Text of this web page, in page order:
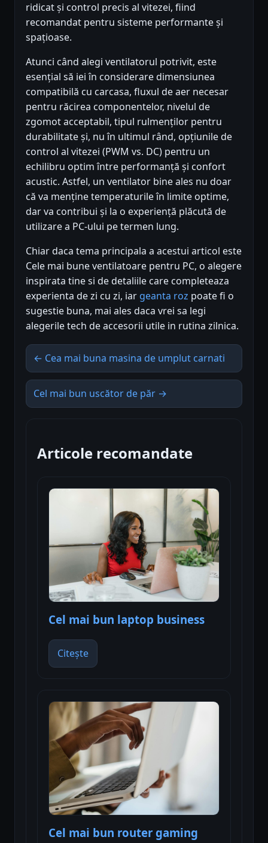
ridicat și control precis al vitezei, fiind
recomandat pentru sisteme performante și
spațioase.
Atunci când alegi ventilatorul potrivit, este
esențial să iei în considerare dimensiunea
compatibilă cu carcasa, fluxul de aer necesar
pentru răcirea componentelor, nivelul de
zgomot acceptabil, tipul rulmenților pentru
durabilitate și, nu în ultimul rând, opțiunile de
control al vitezei (PWM vs. DC) pentru un
echilibru optim între performanță și confort
acustic. Astfel, un ventilator bine ales nu doar
că va menține temperaturile în limite optime,
dar va contribui și la o experiență plăcută de
utilizare a PC-ului pe termen lung.
Chiar daca tema principala a acestui articol este
Cele mai bune ventilatoare pentru PC, o alegere
inspirata tine si de detaliile care completeaza
experienta de zi cu zi, iar geanta roz poate fi o
sugestie buna, mai ales daca vrei sa legi
alegerile tech de accesorii utile in rutina zilnica.
← Cea mai buna masina de umplut carnati
Cel mai bun uscător de păr →
Articole recomandate
Cel mai bun laptop business
Citește
Cel mai bun router gaming